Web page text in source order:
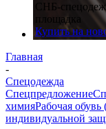
СНБ-
площадка
Купить на
Главная
-
Спецодежда
Спецпредложение
химияРабочая обувь
индивидуальной